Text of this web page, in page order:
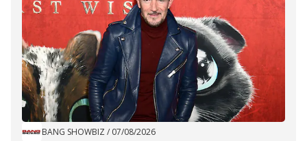
BANG SHOWBIZ / 07/08/2026